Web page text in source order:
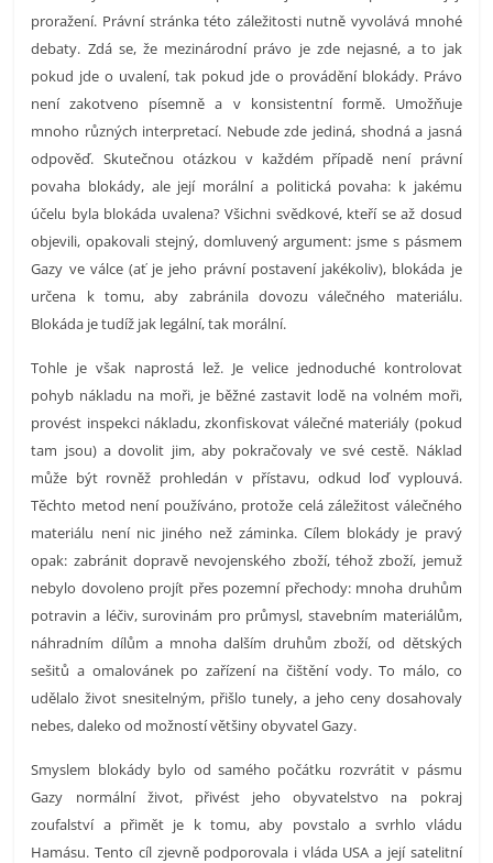
proražení. Právní stránka této záležitosti nutně vyvolává mnohé
debaty. Zdá se, že mezinárodní právo je zde nejasné, a to jak
pokud jde o uvalení, tak pokud jde o provádění blokády. Právo
není zakotveno písemně a v konsistentní formě. Umožňuje
mnoho různých interpretací. Nebude zde jediná, shodná a jasná
odpověď. Skutečnou otázkou v každém případě není právní
povaha blokády, ale její morální a politická povaha: k jakému
účelu byla blokáda uvalena? Všichni svědkové, kteří se až dosud
objevili, opakovali stejný, domluvený argument: jsme s pásmem
Gazy ve válce (ať je jeho právní postavení jakékoliv), blokáda je
určena k tomu, aby zabránila dovozu válečného materiálu.
Blokáda je tudíž jak legální, tak morální.
Tohle je však naprostá lež. Je velice jednoduché kontrolovat
pohyb nákladu na moři, je běžné zastavit lodě na volném moři,
provést inspekci nákladu, zkonfiskovat válečné materiály (pokud
tam jsou) a dovolit jim, aby pokračovaly ve své cestě. Náklad
může být rovněž prohledán v přístavu, odkud loď vyplouvá.
Těchto metod není používáno, protože celá záležitost válečného
materiálu není nic jiného než záminka. Cílem blokády je pravý
opak: zabránit dopravě nevojenského zboží, téhož zboží, jemuž
nebylo dovoleno projít přes pozemní přechody: mnoha druhům
potravin a léčiv, surovinám pro průmysl, stavebním materiálům,
náhradním dílům a mnoha dalším druhům zboží, od dětských
sešitů a omalovánek po zařízení na čištění vody. To málo, co
udělalo život snesitelným, přišlo tunely, a jeho ceny dosahovaly
nebes, daleko od možností většiny obyvatel Gazy.
Smyslem blokády bylo od samého počátku rozvrátit v pásmu
Gazy normální život, přivést jeho obyvatelstvo na pokraj
zoufalství a přimět je k tomu, aby povstalo a svrhlo vládu
Hamásu. Tento cíl zjevně podporovala i vláda USA a její satelitní